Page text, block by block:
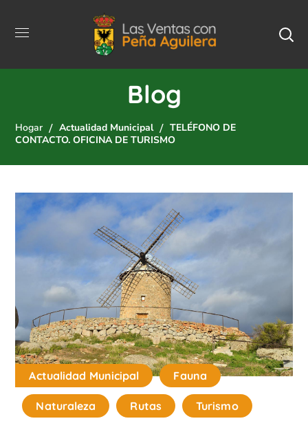
Blog
Hogar Actualidad Municipal
TELÉFONO DE
CONTACTO. OFICINA DE TURISMO
Actualidad Municipal Fauna
Naturaleza Rutas Turismo